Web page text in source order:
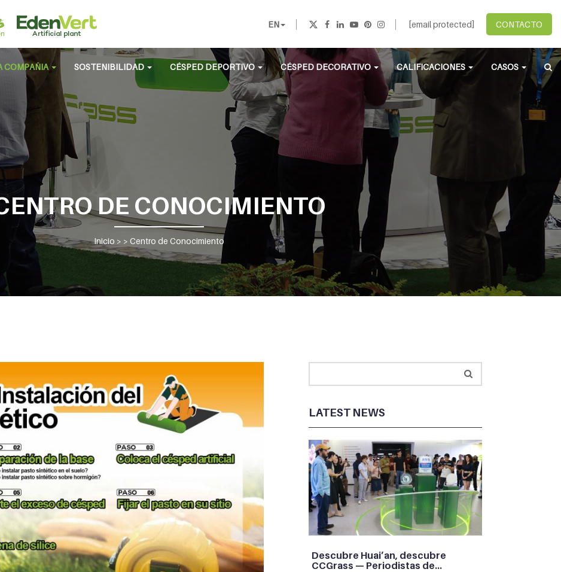
EN [email protected] CONTACTO
COMPAÑIA SOSTENIBILIDAD CÉSPED DEPORTIVO CÉSPED DECORATIVO CALIFICACIONES CASOS
DE CONOCIMIENTO
Inicio > > Centro de Conocimiento
LATEST NEWS
Descubre Huai’an, descubre
CCGrass — Periodistas de…